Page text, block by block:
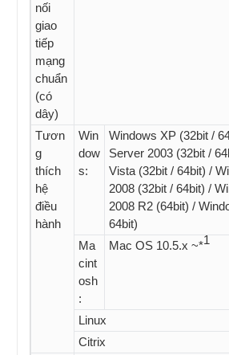
nối
giao
tiếp
mạng
chuẩn
(có
dây)
Tươn
g
thích
hệ
điều
hành
Win
dow
s:
Windows XP (32bit /
Server 2003 (32bit /
Vista (32bit / 64bit) /
2008 (32bit / 64bit) /
2008 R2 (64bit) /
64bit)
Ma
cint
osh
:
Mac OS 10.5.x ~*1
Linux
Citrix